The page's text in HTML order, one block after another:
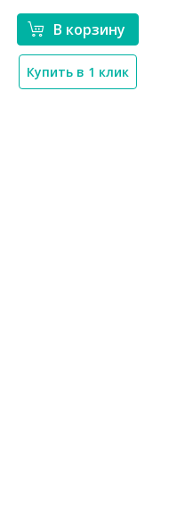
В корзину
Купить в 1 клик